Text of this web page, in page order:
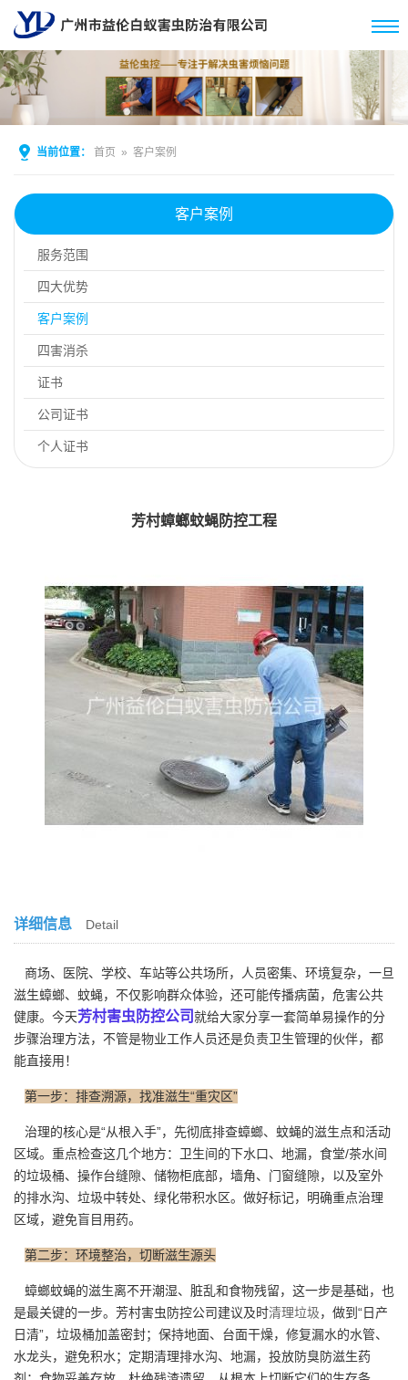
当前位置： 首页 » 客户案例
客户案例
服务范围
四大优势
客户案例
四害消杀
证书
公司证书
个人证书
芳村蟑螂蚊蝇防控工程
详细信息 Detail
商场、医院、学校、车站等公共场所，人员密集、环境复杂，一旦
滋生蟑螂、蚊蝇，不仅影响群众体验，还可能传播病菌，危害公共
健康。今天芳村害虫防控公司就给大家分享一套简单易操作的分
步骤治理方法，不管是物业工作人员还是负责卫生管理的伙伴，都
能直接用！
第一步：排查溯源，找准滋生“重灾区”
治理的核心是“从根入手”，先彻底排查蟑螂、蚊蝇的滋生点和活动
区域。重点检查这几个地方：卫生间的下水口、地漏，食堂/茶水间
的垃圾桶、操作台缝隙、储物柜底部，墙角、门窗缝隙，以及室外
的排水沟、垃圾中转处、绿化带积水区。做好标记，明确重点治理
区域，避免盲目用药。
第二步：环境整治，切断滋生源头
蟑螂蚊蝇的滋生离不开潮湿、脏乱和食物残留，这一步是基础，也
是最关键的一步。芳村害虫防控公司建议及时清理垃圾，做到“日产
日清”，垃圾桶加盖密封；保持地面、台面干燥，修复漏水的水管、
水龙头，避免积水；定期清理排水沟、地漏，投放防臭防滋生药